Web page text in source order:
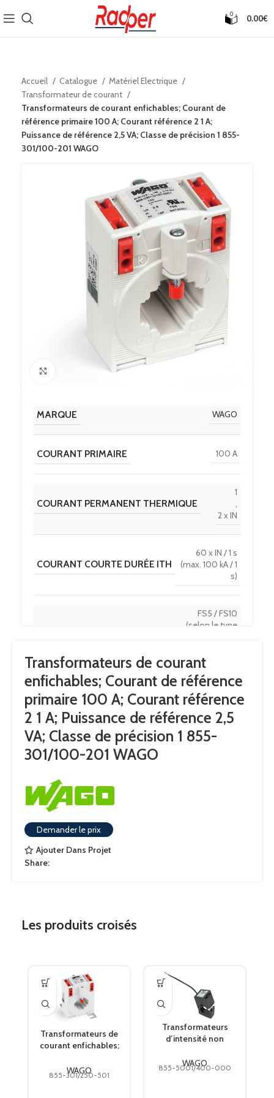
0 0.00€
Accueil Catalogue
Matériel Electrique
Transformateur de courant
Transformateurs de courant enfichables; Courant de
référence primaire 100 A; Courant référence 2 1 A;
Puissance de référence 2,5 VA; Classe de précision 1 855-
301/100-201 WAGO
Click to enlarge
MARQUE WAGO
COURANT PRIMAIRE 100 A
COURANT PERMANENT THERMIQUE
1
,
2 x IN
COURANT COURTE DURÉE ITH
60 x IN / 1 s
(max. 100 kA / 1
s)
FS5 / FS10
(selon le type
signalétique)
FRÉQUENCE DE RÉFÉRENCE 50 … 60 Hz
COURANT RÉFÉRENCE 2
PUISSANCE DE RÉFÉRENCE SR
CLASSE DE PRÉCISION
Transformateurs de courant
enfichables; Courant de référence
primaire 100 A; Courant référence
2 1 A; Puissance de référence 2,5
VA; Classe de précision 1 855-
301/100-201 WAGO
Demander le prix
Ajouter Dans Projet
Share:
Les produits croisés
Transformateurs de
courant enfichables;
primaire 250 A;
Courant référence 2 1
WAGO
855-301/250-501
Transformateurs
d’intensité non
référence primaire
400 A; Courant
WAGO
855-5001/400-000